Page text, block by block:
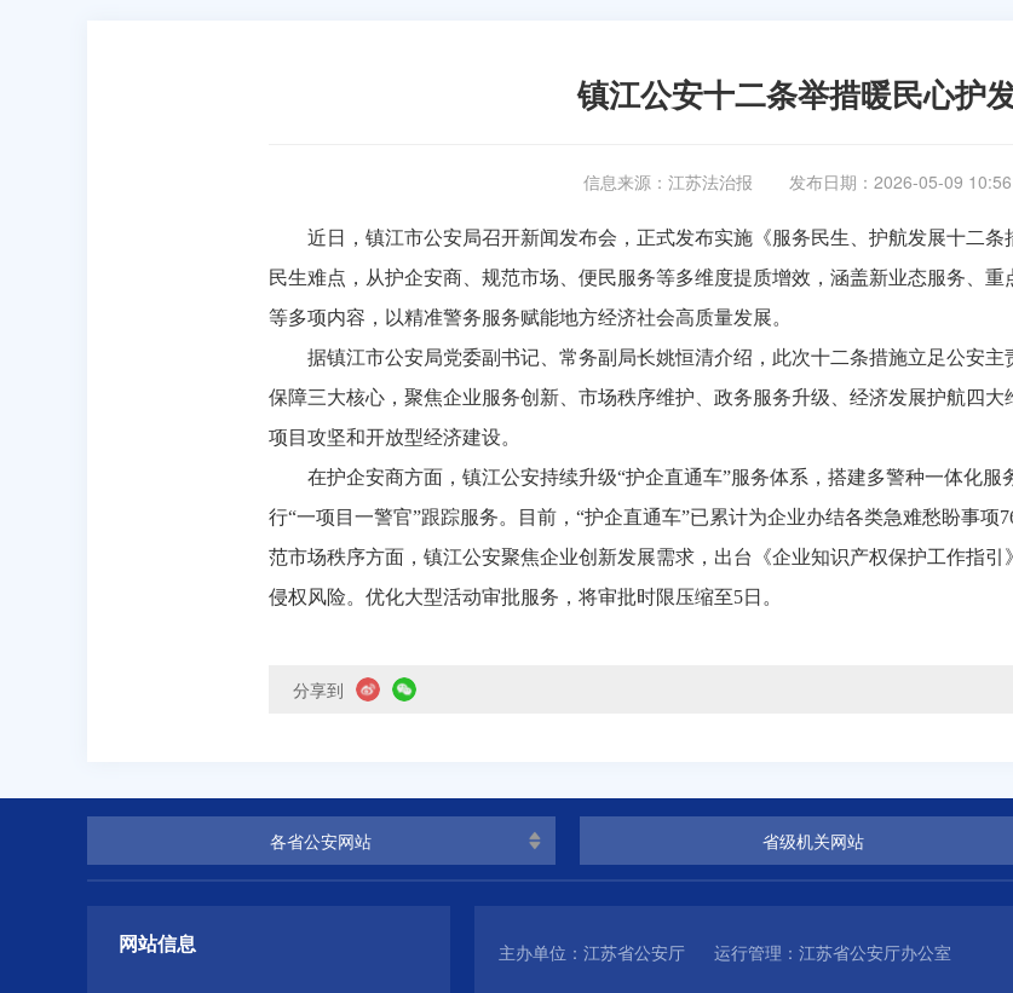
镇江公安十二条举措暖民心护
信息来源： 江苏法治报 发布日期：2026-05-09 10:56
近日，镇江市公安局召开新闻发布会，正式发布实施《服务民生、护航发展十二
民生难点，从护企安商、规范市场、便民服务等多维度提质增效，涵盖新业态服务、
等多项内容，以精准警务服务赋能地方经济社会高质量发展。
据镇江市公安局党委副书记、常务副局长姚恒清介绍，此次十二条措施立足公安
保障三大核心，聚焦企业服务创新、市场秩序维护、政务服务升级、经济发展护航四大
项目攻坚和开放型经济建设。
在护企安商方面，镇江公安持续升级“护企直通车”服务体系，搭建多警种一体化服
行“一项目一警官”跟踪服务。目前，“护企直通车”已累计为企业办结各类急难愁盼事项
范市场秩序方面，镇江公安聚焦企业创新发展需求，出台《企业知识产权保护工作指
侵权风险。优化大型活动审批服务，将审批时限压缩至5日。
分享到
各省公安网站 省级机关网站
网站信息 主办单位：江苏省公安厅 运行管理：江苏省公安厅办公室